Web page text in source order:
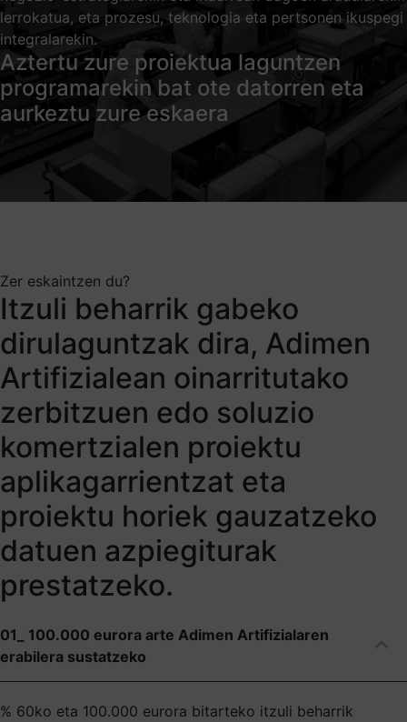
lerrokatua, eta prozesu, teknologia eta pertsonen ikuspegi
integralarekin.
Aztertu zure proiektua laguntzen
programarekin bat ote datorren eta
aurkeztu zure eskaera
Zer eskaintzen du?
Itzuli beharrik gabeko
dirulaguntzak dira, Adimen
Artifizialean oinarritutako
zerbitzuen edo soluzio
komertzialen proiektu
aplikagarrientzat eta
proiektu horiek gauzatzeko
datuen azpiegiturak
prestatzeko.
01_ 100.000 eurora arte Adimen Artifizialaren
erabilera sustatzeko
% 60ko eta 100.000 eurora bitarteko itzuli beharrik